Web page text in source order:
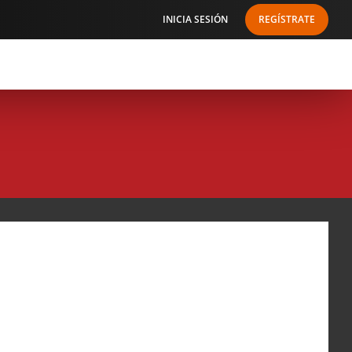
INICIA SESIÓN REGÍSTRATE